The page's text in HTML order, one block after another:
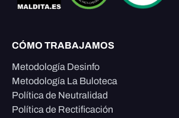
CÓMO TRABAJAMOS
Metodología Desinfo
Metodología La Buloteca
Política de Neutralidad
Política de Rectificación